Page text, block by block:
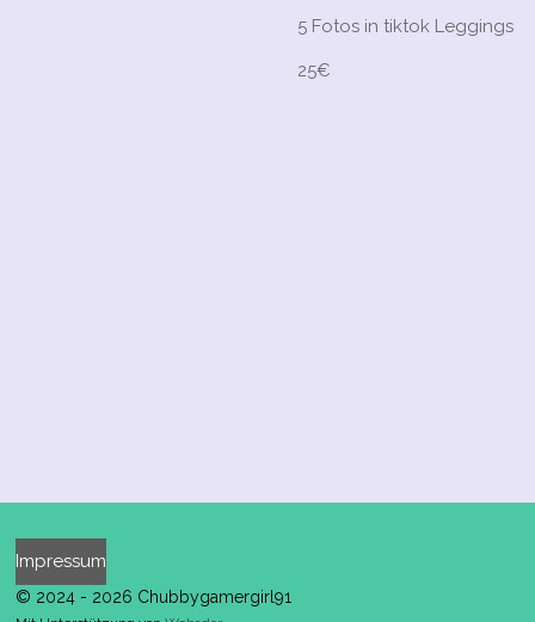
5 Fotos in tiktok Leggings
25€
Impressum
© 2024 - 2026 Chubbygamergirl91